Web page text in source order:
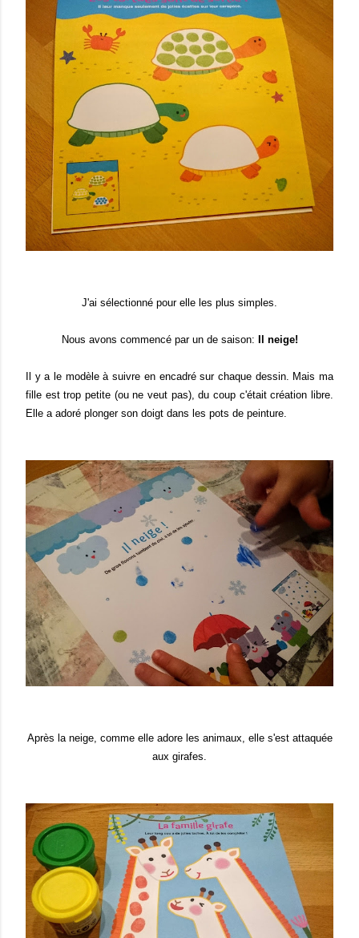
J'ai sélectionné pour elle les plus simples.
Nous avons commencé par un de saison: Il neige!
Il y a le modèle à suivre en encadré sur chaque dessin. Mais ma
fille est trop petite (ou ne veut pas), du coup c'était création libre.
Elle a adoré plonger son doigt dans les pots de peinture.
Après la neige, comme elle adore les animaux, elle s'est attaquée
aux girafes.